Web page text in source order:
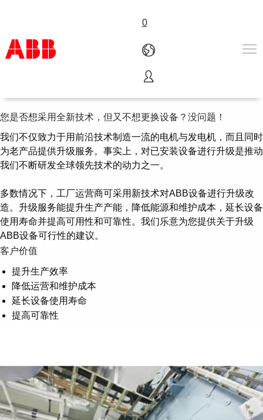
0
产品和解决方案
行业
服务
关于ABB
Where to buy
联系我们
扩展、升级和改造
您是否想采用全新技术，但又不想更换设备？没问题！
我们不仅致力于用前沿技术制造一流的电机与发电机，而且同时
为老产品提供升级服务。事实上，对已安装设备进行升级是推动
我们不断研发全球领先技术的动力之一。
多数情况下，工厂运营商可采用新技术对ABB设备进行升级改
造。升级服务能提升生产产能，降低能源和维护成本，延长设备
使用寿命并提高可用性和可靠性。我们乐意为您提供关于升级
ABB设备可行性的建议。
客户价值
提升生产效率
降低运营和维护成本
延长设备使用寿命
提高可靠性